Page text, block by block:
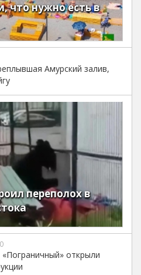
что нужно есть в
Амурский залив,
переполох в
«Пограничный» открыли